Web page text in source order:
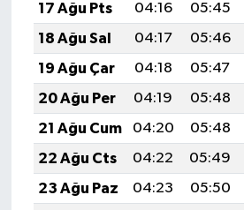
17 Ağu Pts
04:16 05:45
18 Ağu Sal
04:17 05:46
19 Ağu Çar
04:18 05:47
20 Ağu Per
04:19 05:48
21 Ağu Cum
04:20 05:48
22 Ağu Cts
04:22 05:49
23 Ağu Paz
04:23 05:50